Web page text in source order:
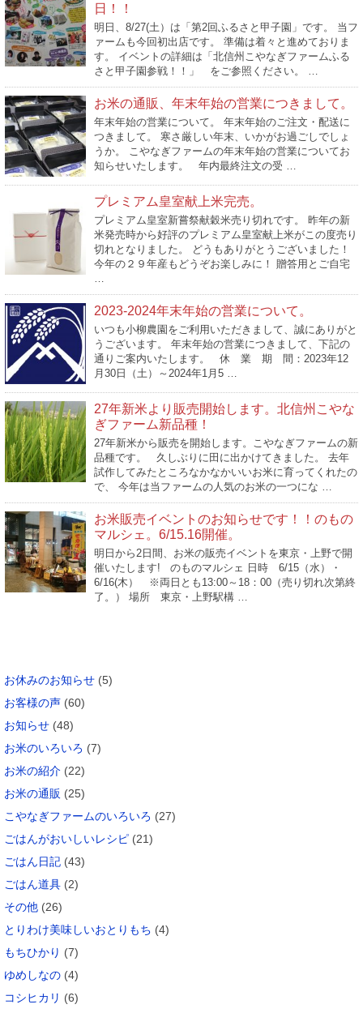
日！！
明日、8/27(土）は「第2回ふるさと甲子園」です。 当フ
ァームも今回初出店です。 準備は着々と進めておりま
す。 イベントの詳細は「北信州こやなぎファームふる
さと甲子園参戦！！」 をご参照ください。 …
お米の通販、年末年始の営業につきまして。
年末年始の営業について。 年末年始のご注文・配送に
つきまして。 寒さ厳しい年末、いかがお過ごしでしょ
うか。 こやなぎファームの年末年始の営業についてお
知らせいたします。 年内最終注文の受 …
プレミアム皇室献上米完売。
プレミアム皇室新嘗祭献穀米売り切れです。 昨年の新
米発売時から好評のプレミアム皇室献上米がこの度売り
切れとなりました。 どうもありがとうございました！
今年の２９年産もどうぞお楽しみに！ 贈答用とご自宅
…
2023-2024年末年始の営業について。
いつも小柳農園をご利用いただきまして、誠にありがと
うございます。 年末年始の営業につきまして、下記の
通りご案内いたします。 休 業 期 間：2023年12
月30日（土）～2024年1月5 …
27年新米より販売開始します。北信州こやな
ぎファーム新品種！
27年新米から販売を開始します。こやなぎファームの新
品種です。 久しぶりに田に出かけてきました。 去年
試作してみたところなかなかいいお米に育ってくれたの
で、 今年は当ファームの人気のお米の一つにな …
お米販売イベントのお知らせです！！のもの
マルシェ。6/15.16開催。
明日から2日間、お米の販売イベントを東京・上野で開
催いたします! のものマルシェ 日時 6/15（水）・
6/16(木） ※両日とも13:00～18：00（売り切れ次第終
了。） 場所 東京・上野駅構 …
お休みのお知らせ (5)
お客様の声 (60)
お知らせ (48)
お米のいろいろ (7)
お米の紹介 (22)
お米の通販 (25)
こやなぎファームのいろいろ (27)
ごはんがおいしいレシピ (21)
ごはん日記 (43)
ごはん道具 (2)
その他 (26)
とりわけ美味しいおとりもち (4)
もちひかり (7)
ゆめしなの (4)
コシヒカリ (6)